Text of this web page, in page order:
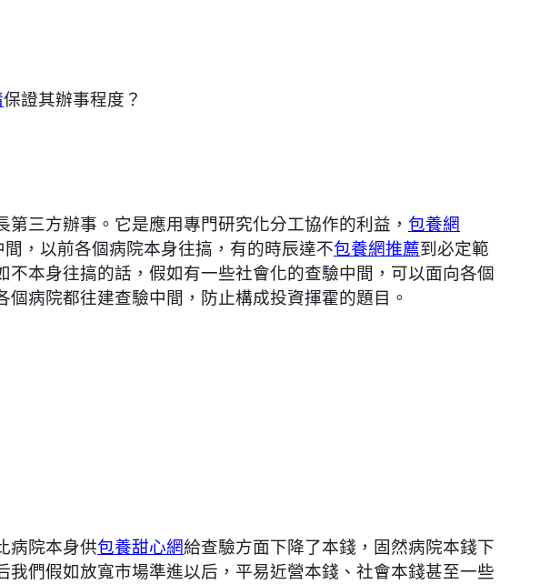
保證其辦事程度？
第三方辦事。它是應用專門研究化分工協作的利益， 包養網
，以前各個病院本身往搞，有的時辰達不包養網推薦到必定範
不本身往搞的話，假如有一些社會化的查驗中間，可以面向各個
病院都往建查驗中間，防止構成投資揮霍的題目。
病院本身供包養甜心網給查驗方面下降了本錢，固然病院本錢下
們假如放寬市場準進以后，平易近營本錢、社會本錢甚至一些